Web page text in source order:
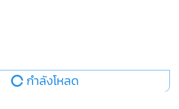
ไป และระบุว่า บ่ายวันนี้ ส.ว.บางส่วนจะ
กำลังโหลด